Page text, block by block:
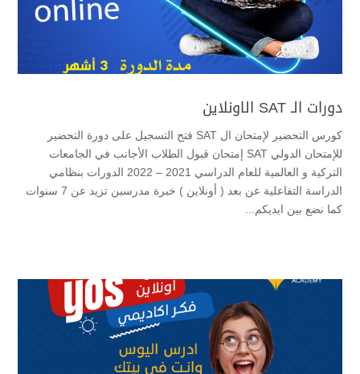
دورات الـ SAT الاونلاين
كورس التحضير لإمتحان ال SAT فتح التسجيل على دورة التحضير
للإمتحان الدولي SAT إمتحان قبول الطلاب الأجانب في الجامعات
التركية و العالمية للعام الدراسي 2021 – 2022 الدورات بنظامي
الدراسة التفاعلية عن بعد ( أونلاين ) خبرة مدرسين تزيد عن 7 سنوات
كما نضع بين ايديكم...